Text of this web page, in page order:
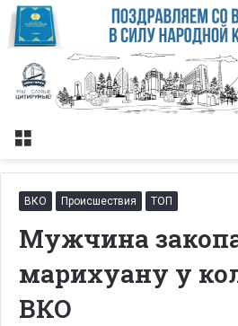
Меню
ВКО Происшествия ТОП
Мужчина
марихуану у
ВКО